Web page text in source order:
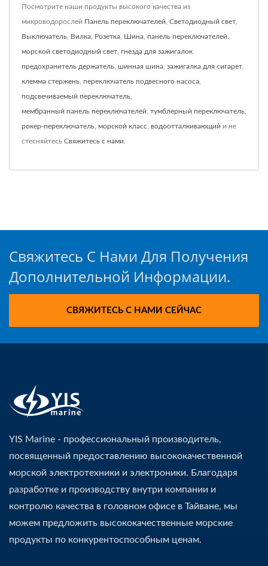
Посмотрите наши продукты высокого качества из
микроводорослей Панель переключателей Светодиодный свет
Выключатель Вилка Розетка Шина панель переключателей
морской светодиодный свет гнезда для зажигалок
предохранитель держатель шинная шина зажигалка для сигарет
клемма стержень переключатель подвесного насоса
подсвечиваемый переключатель
мембранный панель переключателей тумблерный переключатель
рокер-переключатель морской класс водоотталкивающий и не
стесняйтесь Свяжитесь с нами
Свяжитесь С Нами Для Получения
Дополнительной Информации.
СВЯЖИТЕСЬ С НАМИ СЕЙЧАС
YIS Marine - профессиональный производитель,
посвященный предоставлению высококачественной
морской электротехники и электроники. Благодаря
разработке и производству внутри компании и
контролю качества в головном офисе в Тайване, мы
можем предложить высококачественные морские
продукты по конкурентоспособным ценам.